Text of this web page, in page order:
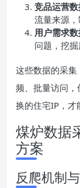
竞品运营
流量来源，
用户需求
问题，挖掘
这些数据的采
频、批量访问
换的住宅IP，才
煤炉数据
方案
反爬机制